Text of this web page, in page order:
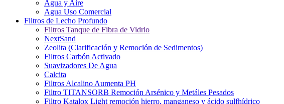
Agua y Aire
Agua Uso Comercial
Filtros de Lecho Profundo
Filtros Tanque de Fibra de Vidrio
NextSand
Zeolita (Clarificación y Remoción de Sedimentos)
Filtros Carbón Activado
Suavizadores De Agua
Calcita
Filtros Alcalino Aumenta PH
Filtro TITANSORB Remoción Arsénico y Metáles Pesados
Filtro Katalox Light remoción hierro, manganeso y ácido sulfhídrico